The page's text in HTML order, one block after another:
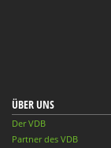
ÜBER UNS
Der VDB
Partner des VDB